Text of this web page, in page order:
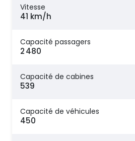
Vitesse
41 km/h
Capacité passagers
2 480
Capacité de cabines
539
Capacité de véhicules
450